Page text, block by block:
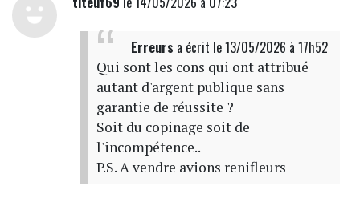
Erreurs a écrit le 13/05/2026 à 17h52
Qui sont les cons qui ont attribué
autant d'argent publique sans
garantie de réussite ?
Soit du copinage soit de
l'incompétence..
P.S. A vendre avions renifleurs